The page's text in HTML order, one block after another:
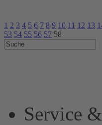
1 2 3 4 5 6 7 8 9 10 11 12 13
53 54 55 56 57 58
Service